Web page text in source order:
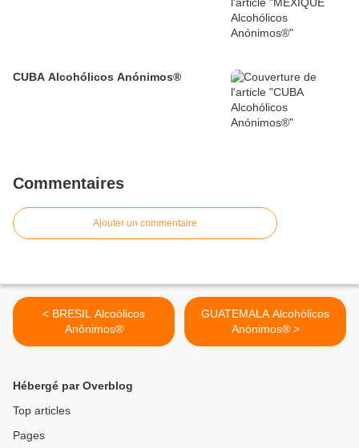
CUBA Alcohólicos Anónimos®
Commentaires
Ajouter un commentaire
< BRESIL Alcoólicos
Anônimos®
GUATEMALA Alcohólicos
Anónimos® >
Hébergé par Overblog
Top articles
Pages